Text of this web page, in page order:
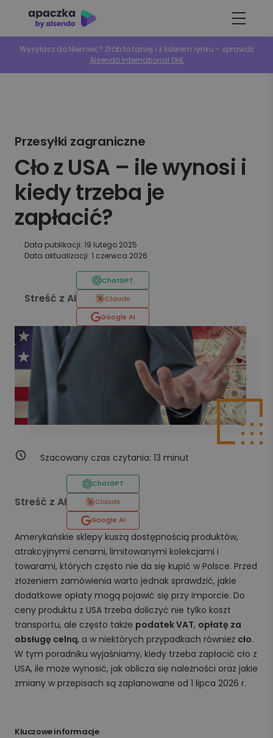
Wysyłasz do Niemiec? Zrób to taniej i z liderem rynku - sprawdź
Alsendo International DHL
Przesyłki zagraniczne
Cło z USA – ile wynosi i
kiedy trzeba je
zapłacić?
Data publikacji: 19 lutego 2025
Data aktualizacji: 1 czerwca 2026
Streść z AI
ChatGPT
Claude
Google AI
Szacowany czas czytania: 13 minut
Streść z AI
ChatGPT
Claude
Google AI
Amerykańskie sklepy kuszą dostępnością produktów,
atrakcyjnymi cenami, limitowanymi kolekcjami i
towarami, których często nie da się kupić w Polsce. Przed
złożeniem zamówienia warto jednak sprawdzić, jakie
dodatkowe opłaty mogą pojawić się przy imporcie. Do
ceny produktu z USA trzeba doliczyć nie tylko koszt
transportu, ale często także podatek VAT, opłatę za
obsługę celną, a w niektórych przypadkach również cło.
W tym poradniku wyjaśniamy, kiedy trzeba zapłacić cło z
USA, ile może wynosić, jak oblicza się należności oraz jakie
zmiany w przepisach są zaplanowane od 1 lipca 2026 r.
Kluczowe informacje